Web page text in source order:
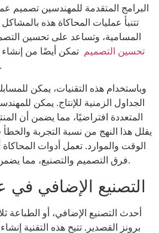
البرامج المتقدمة للمهندسين تصميم
تتنبأ عمليات المحاكاة هذه
المسامية، وتساعد على تحسين
تحسين التصميم تمكن أيضًا من
متطلبات الصناعة الصارمة.
وباستخدام هذه التقنيات، يمكن
الجداول الزمنية للإنتاج. يمكن
المتعددة افتراضيًا، مما يضمن أن
يقلل هذا النهج من نسبة التجربة والخطأ
الوقت والموارد. تعمل أدوات
فرق التصميم والتصنيع، مما يضمن التكامل السلس للعمليات.
التصنيع الإضافي
أحدث التصنيع الإضافي، أو الطباعة
برونز القصدير. تتيح هذه التقنية